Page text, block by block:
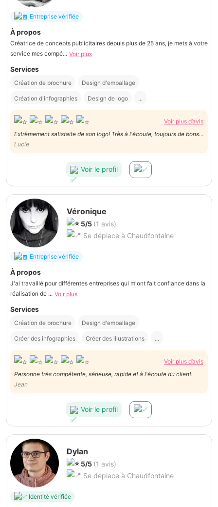
Entreprise vérifiée
À propos
Créatrice de concepts publicitaires depuis plus de 25 ans, je mets à votre
service mes compé... Voir plus
Services
Création de brochure Design d'emballage
Création d'infographies Design de logo ...
Voir plus d’avis
Extrêmement satisfaite de son logo! Très à l'écoute, toujours de bons
conseils
Lucie
Voir le profil
Véronique
5/5 (1 avis)
Se déplace à Chaudfontaine
Entreprise vérifiée
À propos
J'ai travaillé pour différentes entreprises qui m'ont fait confiance dans la
réalisation de ... Voir plus
Services
Création de brochure Design d'emballage
Créer des infographies Créer des illustrations ...
Voir plus d’avis
Personne très compétente, sérieuse, rapide et à l'écoute du client.
Jean
Voir le profil
Dylan
5/5 (1 avis)
Se déplace à Chaudfontaine
Identité vérifiée